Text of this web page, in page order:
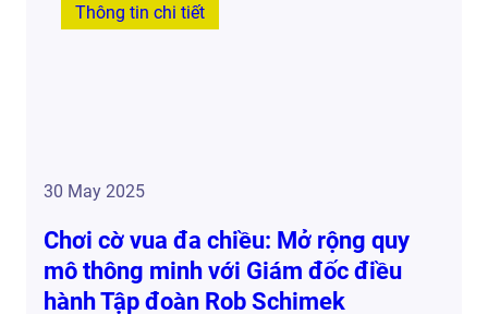
Thông tin chi tiết
30 May 2025
Chơi cờ vua đa chiều: Mở rộng quy
mô thông minh với Giám đốc điều
hành Tập đoàn Rob Schimek